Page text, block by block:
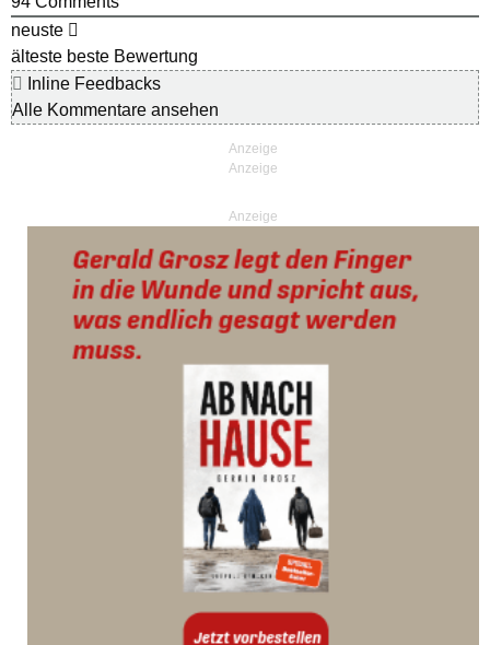
neuste
älteste beste Bewertung
Inline Feedbacks
Alle Kommentare ansehen
Anzeige